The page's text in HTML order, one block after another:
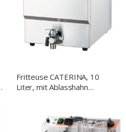
Fritteuse CATERINA, 10
Liter, mit Ablasshahn